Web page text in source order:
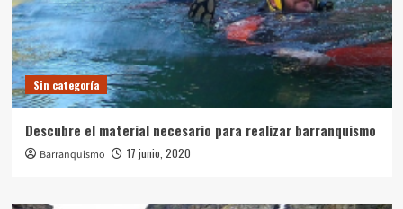
Sin categoría
Descubre el material necesario para realizar barranquismo
Barranquismo 17 junio, 2020